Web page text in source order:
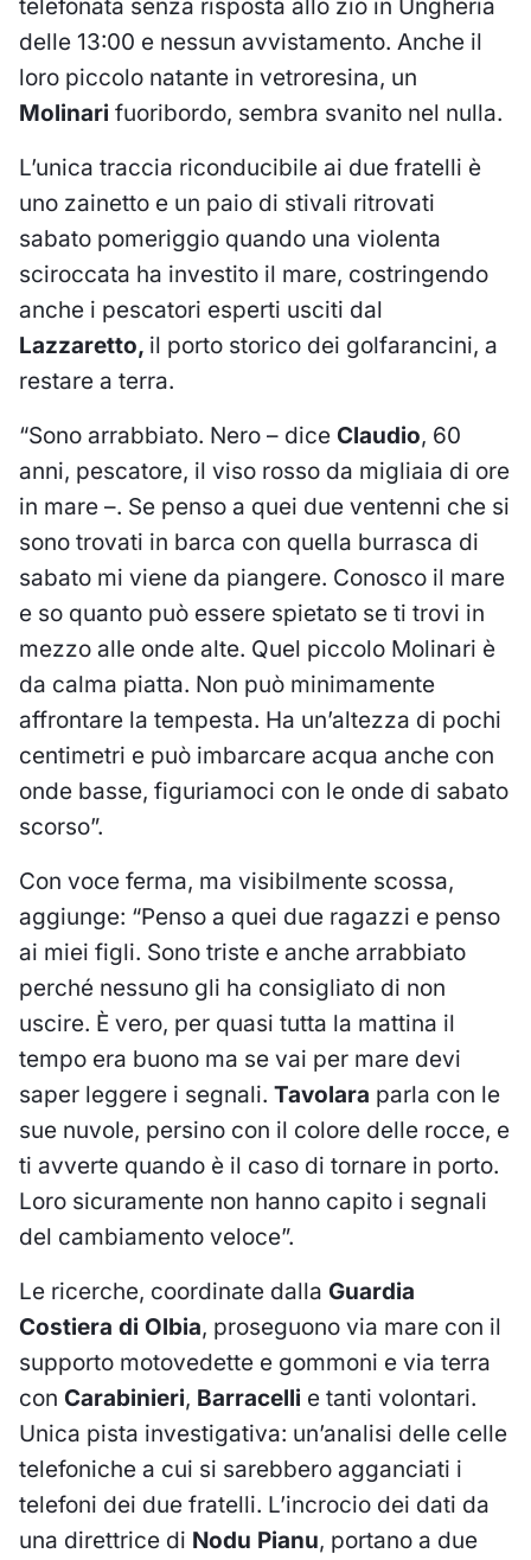
telefonata senza risposta allo zio in Ungheria
delle 13:00 e nessun avvistamento. Anche il
loro piccolo natante in vetroresina, un
Molinari fuoribordo, sembra svanito nel nulla.
L’unica traccia riconducibile ai due fratelli è
uno zainetto e un paio di stivali ritrovati
sabato pomeriggio quando una violenta
sciroccata ha investito il mare, costringendo
anche i pescatori esperti usciti dal
Lazzaretto, il porto storico dei golfarancini, a
restare a terra.
“Sono arrabbiato. Nero – dice Claudio, 60
anni, pescatore, il viso rosso da migliaia di ore
in mare –. Se penso a quei due ventenni che si
sono trovati in barca con quella burrasca di
sabato mi viene da piangere. Conosco il mare
e so quanto può essere spietato se ti trovi in
mezzo alle onde alte. Quel piccolo Molinari è
da calma piatta. Non può minimamente
affrontare la tempesta. Ha un’altezza di pochi
centimetri e può imbarcare acqua anche con
onde basse, figuriamoci con le onde di sabato
scorso”.
Con voce ferma, ma visibilmente scossa,
aggiunge: “Penso a quei due ragazzi e penso
ai miei figli. Sono triste e anche arrabbiato
perché nessuno gli ha consigliato di non
uscire. È vero, per quasi tutta la mattina il
tempo era buono ma se vai per mare devi
saper leggere i segnali. Tavolara parla con le
sue nuvole, persino con il colore delle rocce, e
ti avverte quando è il caso di tornare in porto.
Loro sicuramente non hanno capito i segnali
del cambiamento veloce”.
Le ricerche, coordinate dalla Guardia
Costiera di Olbia, proseguono via mare con il
supporto motovedette e gommoni e via terra
con Carabinieri, Barracelli e tanti volontari.
Unica pista investigativa: un’analisi delle celle
telefoniche a cui si sarebbero agganciati i
telefoni dei due fratelli. L’incrocio dei dati da
una direttrice di Nodu Pianu, portano a due